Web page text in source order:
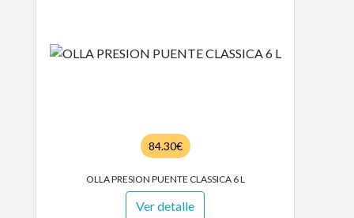
84.30€
OLLA PRESION PUENTE CLASSICA 6 L
Ver detalle